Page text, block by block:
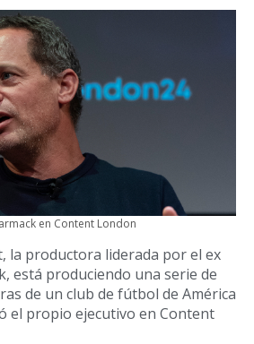
en Content London
la productora liderada por el ex
está produciendo una serie de
de un club de fútbol de América
el propio ejecutivo en Content